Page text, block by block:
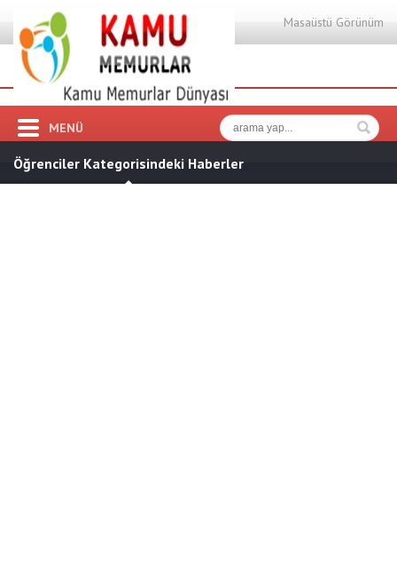
Masaüstü Görünüm
MENÜ
Öğrenciler Kategorisindeki Haberler